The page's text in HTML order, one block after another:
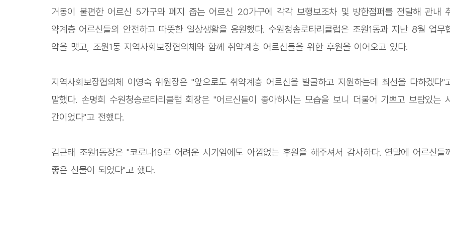
거동이 불편한 어르신 5가구와 폐지 줍는 어르신 20가구에 각각 보행보조차 및 방한점퍼를 전달해 관내
약계층 어르신들의 안전하고 따뜻한 일상생활을 응원했다. 수원청송로타리클럽은 조원1동과 지난 8월 업무
약을 맺고, 조원1동 지역사회보장협의체와 함께 취약계층 어르신들을 위한 후원을 이어오고 있다.
지역사회보장협의체 이영숙 위원장은 "앞으로도 취약계층 어르신을 발굴하고 지원하는데 최선을 다하겠다"
말했다. 손명희 수원청송로타리클럽 회장은 "어르신들이 좋아하시는 모습을 보니 더불어 기쁘고 보람있는
간이었다"고 전했다.
김근태 조원1동장은 "코로나19로 어려운 시기임에도 아낌없는 후원을 해주셔서 감사하다. 연말에 어르신들
좋은 선물이 되었다"고 했다.